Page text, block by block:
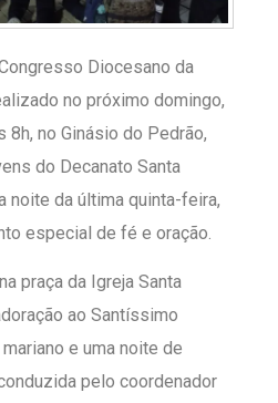
Diocesano da
no próximo domingo,
8h, no Ginásio do Pedrão,
do Decanato Santa
noite da última quinta-feira,
especial de fé e oração.
praça da Igreja Santa
ao Santíssimo
e uma noite de
pelo coordenador